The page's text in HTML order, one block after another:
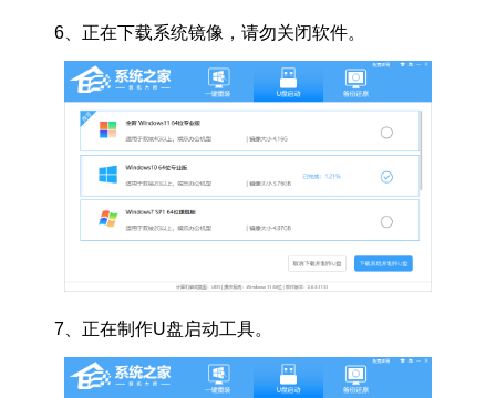
6、 正在下载系统镜像，请勿关闭软件。
7、 正在制作U盘启动工具。